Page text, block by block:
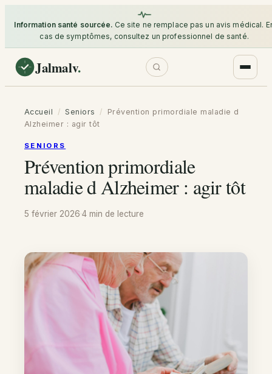
Information santé sourcée. Ce site ne remplace pas un avis médical.
cas de symptômes, consultez un professionnel de santé.
Jalmalv.
Accueil / Seniors /
Prévention primordiale maladie d
Alzheimer : agir tôt
SENIORS
Prévention primordiale
maladie d Alzheimer : agir tôt
5 février 2026·4 min de lecture